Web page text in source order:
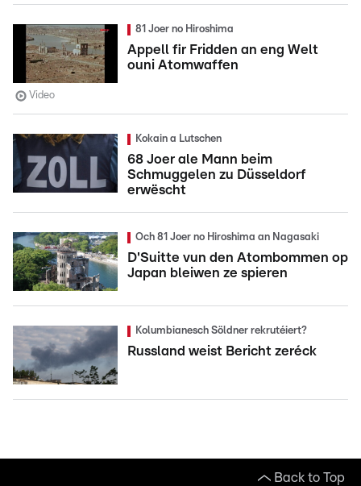
81 Joer no Hiroshima
Appell fir Fridden an eng Welt
ouni Atomwaffen
Video
Kokain a Lutschen
68 Joer ale Mann beim
Schmuggelen zu Düsseldorf
erwëscht
Och 81 Joer no Hiroshima an Nagasaki
D'Suitte vun den Atombommen op
Japan bleiwen ze spieren
Kolumbianesch Söldner rekrutéiert?
Russland weist Bericht zeréck
Back to Top